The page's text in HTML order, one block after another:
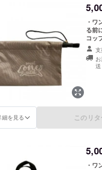
A型
製造
者の
して
いただ
につ
ニ(グ
製
に水
濯機
画像
・ワ
る前
コッ
のビ
掛け
も楽
(汚
をキ
A型
製造
者の
送
細を見る このリ
・ワ